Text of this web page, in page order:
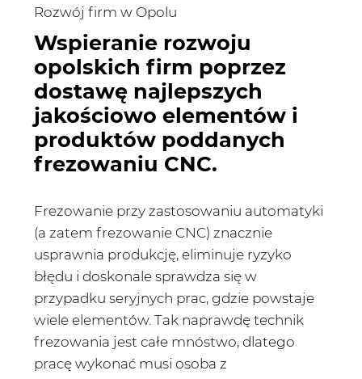
Rozwój firm w Opolu
Wspieranie rozwoju
opolskich firm poprzez
dostawę najlepszych
jakościowo elementów i
produktów poddanych
frezowaniu CNC.
Frezowanie przy zastosowaniu automatyki
(a zatem frezowanie CNC) znacznie
usprawnia produkcję, eliminuje ryzyko
błędu i doskonale sprawdza się w
przypadku seryjnych prac, gdzie powstaje
wiele elementów. Tak naprawdę technik
frezowania jest całe mnóstwo, dlatego
pracę wykonać musi osoba z